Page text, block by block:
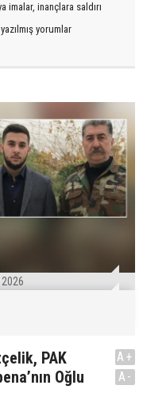
imalar, inançlara saldırı
yorumlar
PAK
Oğlu
A+
A-